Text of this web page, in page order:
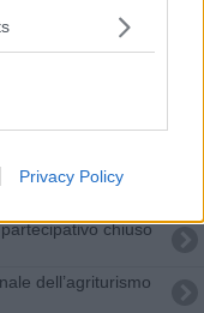
Privacy Policy
alberi in più
ed è pericoloso
chiuso
dell’agriturismo